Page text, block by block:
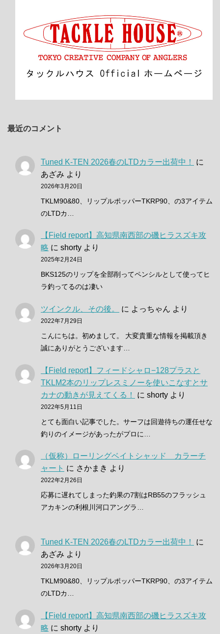
最近のコメント
Tuned K-TEN 2026春のLTDカラー出荷中！
に
あざみ より
2026年3月20日
TKLM90&80、リップルポッパーTKRP90、の3アイテム
のLTDカ…
【Field report】高知県南西部の磯ヒラスズキ攻
略 に shorty より
2025年2月24日
BKS125のリップを全部削ってペンシルとして使ってヒ
ラ釣ってるのは凄い
ツインクル、その後。 に よっちゃん より
2022年7月29日
こんにちは。初めまして。 大変貴重な情報を掲載頂き
誠にありがとうございます…
【Field report】フィードシャロ−128プラスと
TKLM2本のリップレスミノーを使いこなすとサ
カナの動きが見えてくる！
に shorty より
2022年5月11日
とても面白い記事でした。サーフは回遊待ちの運任せな
釣りのイメージがあったがプロに…
（仮称）ローリングベイトシャッド カラーチ
ャート に さかまき より
2022年2月26日
応募に遅れてしまった釣果の7割はRB55のフラッシュ
アカキンの利根川河口アングラ…
Tuned K-TEN 2026春のLTDカラー出荷中！
に
あざみ より
2026年3月20日
TKLM90&80、リップルポッパーTKRP90、の3アイテム
のLTDカ…
【Field report】高知県南西部の磯ヒラスズキ攻
略 に shorty より